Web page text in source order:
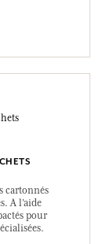
cartonnés
A l’aide
pour